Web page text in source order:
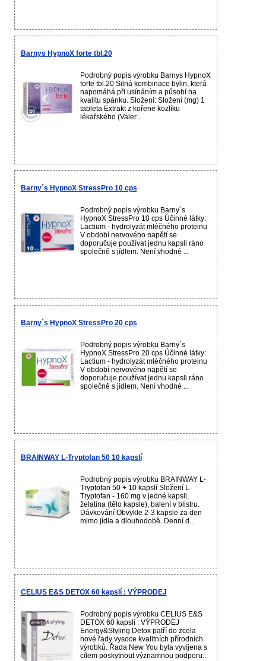
Barnys HypnoX forte tbl.20
Podrobný popis výrobku Barnys HypnoX
forte tbl.20 Silná kombinace bylin, která
napomáhá při usínáním a působí na
kvalitu spánku. Složení: Složení (mg) 1
tableta Extrakt z kořene kozlíku
lékařského (Valer...
Barny´s HypnoX StressPro 10 cps
Podrobný popis výrobku Barny´s
HypnoX StressPro 10 cps Účinné látky:
Lactium - hydrolyzát mléčného proteinu
V období nervového napětí se
doporučuje používat jednu kapsli ráno
společně s jídlem. Není vhodné ...
Barny´s HypnoX StressPro 20 cps
Podrobný popis výrobku Barny´s
HypnoX StressPro 20 cps Účinné látky:
Lactium - hydrolyzát mléčného proteinu
V období nervového napětí se
doporučuje používat jednu kapsli ráno
společně s jídlem. Není vhodné ...
BRAINWAY L-Tryptofan 50 10 kapslí
Podrobný popis výrobku BRAINWAY L-
Tryptofan 50 + 10 kapslí Složení L-
Tryptofan - 160 mg v jedné kapsli,
želatina (tělo kapsle), balení v blistru.
Dávkování Obvykle 2-3 kapsle za den
mimo jídla a dlouhodobě. Denní d...
CELIUS E&S DETOX 60 kapslí : VÝPRODEJ
Podrobný popis výrobku CELIUS E&S
DETOX 60 kapslí : VÝPRODEJ
Energy&Styling Detox patří do zcela
nové řady vysoce kvalitních přírodních
výrobků. Řada New You byla vyvíjena s
cílem poskytnout významnou podporu...